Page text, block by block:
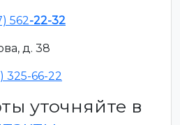
562-22-32
д. 38
325-66-22
уточняйте в